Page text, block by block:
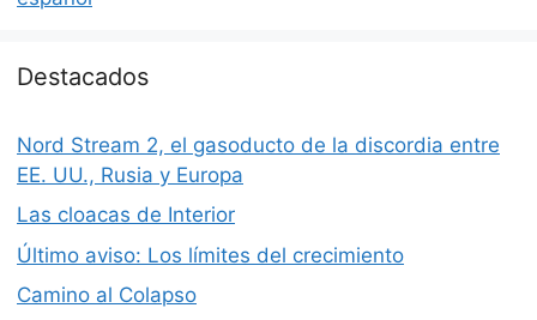
Destacados
Nord Stream 2, el gasoducto de la discordia entre
EE. UU., Rusia y Europa
Las cloacas de Interior
Último aviso: Los límites del crecimiento
Camino al Colapso